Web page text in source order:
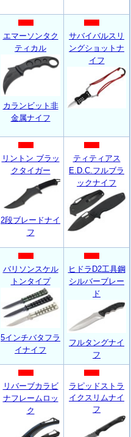
エマーソンタク
ティカル
カランビット非
金属ナイフ
サバイバルスリ
ングショットナ
イフ
リントン ブラッ
クタイガー
2段ブレードナイ
フ
ティティアス
E.D.C.フルブラ
ックナイフ
バリソンスケル
トンタイプ
5インチバタフラ
イナイフ
ヒドラD2工具鋼
シルバーブレー
ド
フルタングナイ
フ
リバーブカラビ
ナフレームロッ
ク
ラピッドストラ
イクスリムナイ
フ